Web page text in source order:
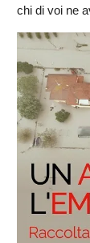
chi di voi ne